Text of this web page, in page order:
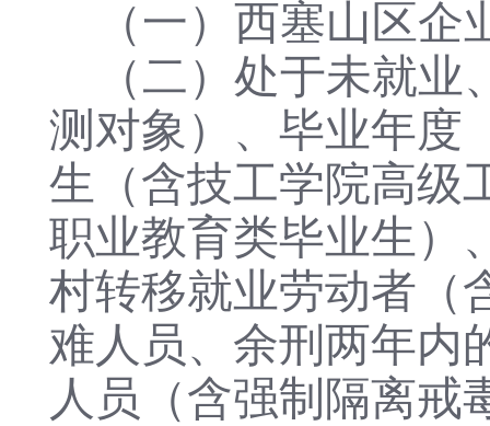
（一）西塞山区
（二）处于未就
测对象）、毕业年度
生（含技工学院高级
职业教育类毕业生）
村转移就业劳动者（
难人员、余刑两年内
人员（含强制隔离戒